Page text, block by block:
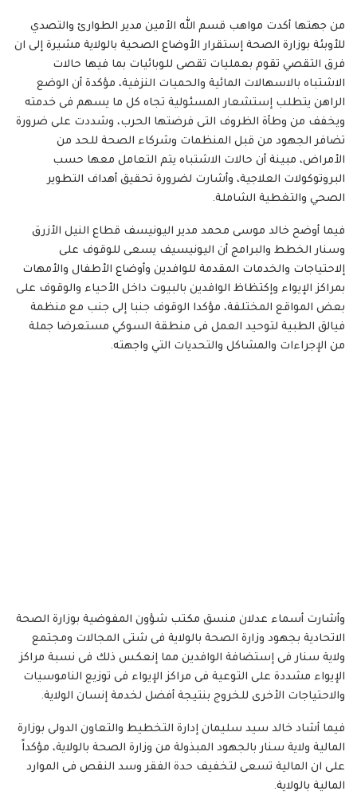
من جهتها أكدت مواهب قسم الله الأمين مدير الطوارئ والتصدي
للأوبئة بوزارة الصحة إستقرار الأوضاع الصحية بالولاية مشيرة إلى ان
فرق التقصي تقوم بعمليات تقصى للوبائيات بما فيها حالات
الاشتباه بالاسهالات المائية والحميات النزفية، مؤكدة أن الوضع
الراهن يتطلب إستشعار المسئولية تجاه كل ما يسهم فى خدمته
ويخفف من وطأة الظروف التى فرضتها الحرب، وشددت على ضرورة
تضافر الجهود من قبل المنظمات وشركاء الصحة للحد من
الأمراض، مبينة أن حالات الاشتباه يتم التعامل معها حسب
البروتوكولات العلاجية، وأشارت لضرورة تحقيق أهداف التطوير
الصحي والتغطية الشاملة.
فيما أوضح خالد موسى محمد مدير اليونيسف قطاع النيل الأزرق
وسنار الخطط والبرامج أن اليونيسيف يسعى للوقوف على
إلاحتياجات والخدمات المقدمة للوافدين وأوضاع الأطفال والأمهات
بمراكز الإيواء وإكتظاظ الوافدين بالبيوت داخل الأحياء والوقوف على
بعض المواقع المختلفة، مؤكدا الوقوف جنبا إلى جنب مع منظمة
فيالق الطبية لتوحيد العمل فى منطقة السوكي مستعرضا جملة
من الإجراءات والمشاكل والتحديات التي واجهته.
وأشارت أسماء عدلان منسق مكتب شؤون المفوضية بوزارة الصحة
الاتحادية بجهود وزارة الصحة بالولاية فى شتى المجالات ومجتمع
ولاية سنار فى إستضافة الوافدين مما إنعكس ذلك فى نسبة مراكز
الإيواء مشددة على التوعية فى مراكز الإيواء فى توزيع الناموسيات
والاحتياجات الأخرى للخروج بنتيجة أفضل لخدمة إنسان الولاية.
فيما أشاد خالد سيد سليمان إدارة التخطيط والتعاون الدولى بوزارة
المالية ولاية سنار بالجهود المبذولة من وزارة الصحة بالولاية، مؤكداً
على ان المالية تسعى لتخفيف حدة الفقر وسد النقص فى الموارد
المالية بالولاية.